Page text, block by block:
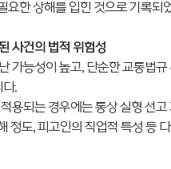
요한 상해를 입힌 것으로 기록되
사건의 법적 위험성
가능성이 높고, 단순한 교통법
다.
용되는 경우에는 통상 실형 선고
정도, 피고인의 직업적 특성 등